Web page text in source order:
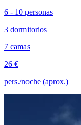
6 - 10 personas
3 dormitorios
7 camas
26 €
pers./noche (aprox.)